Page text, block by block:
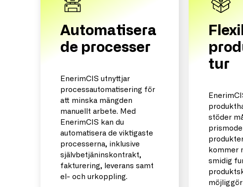
Automatisera
de processer
EnerimCIS utnyttjar
processautomatisering för
att minska mängden
manuellt arbete. Med
EnerimCIS kan du
automatisera de viktigaste
processerna, inklusive
självbetjäninskontrakt,
fakturering, leverans samt
el- och urkoppling.
tur
stöder
kommer
smidig